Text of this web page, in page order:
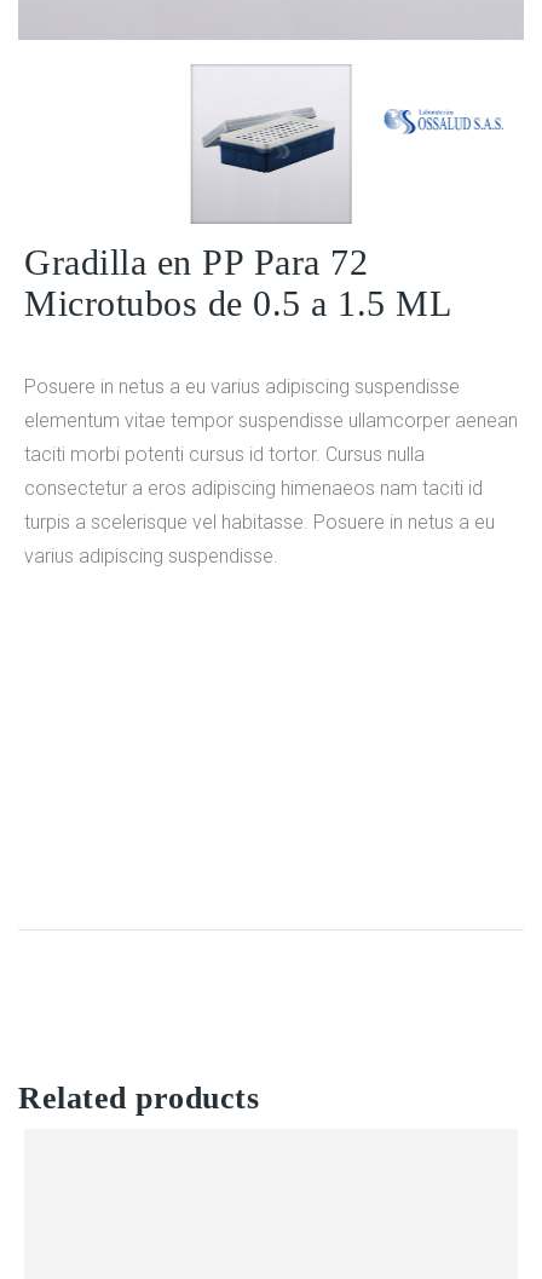
Gradilla en PP Para 72
Microtubos de 0.5 a 1.5 ML
Posuere in netus a eu varius adipiscing suspendisse
elementum vitae tempor suspendisse ullamcorper aenean
taciti morbi potenti cursus id tortor. Cursus nulla
consectetur a eros adipiscing himenaeos nam taciti id
turpis a scelerisque vel habitasse. Posuere in netus a eu
varius adipiscing suspendisse.
Related products